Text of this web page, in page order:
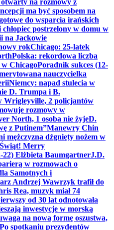
ma być sposobem na
do wsparcia irańskich
postrzelony w domu w
na Jackowie
rokChicago: 25-latek
Polska: rekordowa liczba
ChicagoPoradnik sukces (12-
nauczycielka
Niemcy: napad stulecia w
D. Trumpa i B.
Wrigleyville, 2 policjantów
rozmowy w
North, 1 osoba nie żyjeD.
z Putinem”Manewry Chin
mężczyzna dźgnięty nożem w
Świąt! Merry
22) Elżbieta BaumgartnerJ.D.
w rozmowach o
Samotnych i
Andrzej Wawrzyk trafił do
Rea, muzyk miał 74
od 30 lat odnotowała
inwestycje w morską
na nową formę oszustwa,
Po spotkaniu prezydentów